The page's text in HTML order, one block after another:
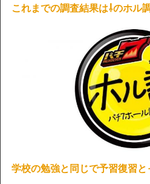
これまでの調査結果は⇩のホル
学校の勉強と同じで予習復習と